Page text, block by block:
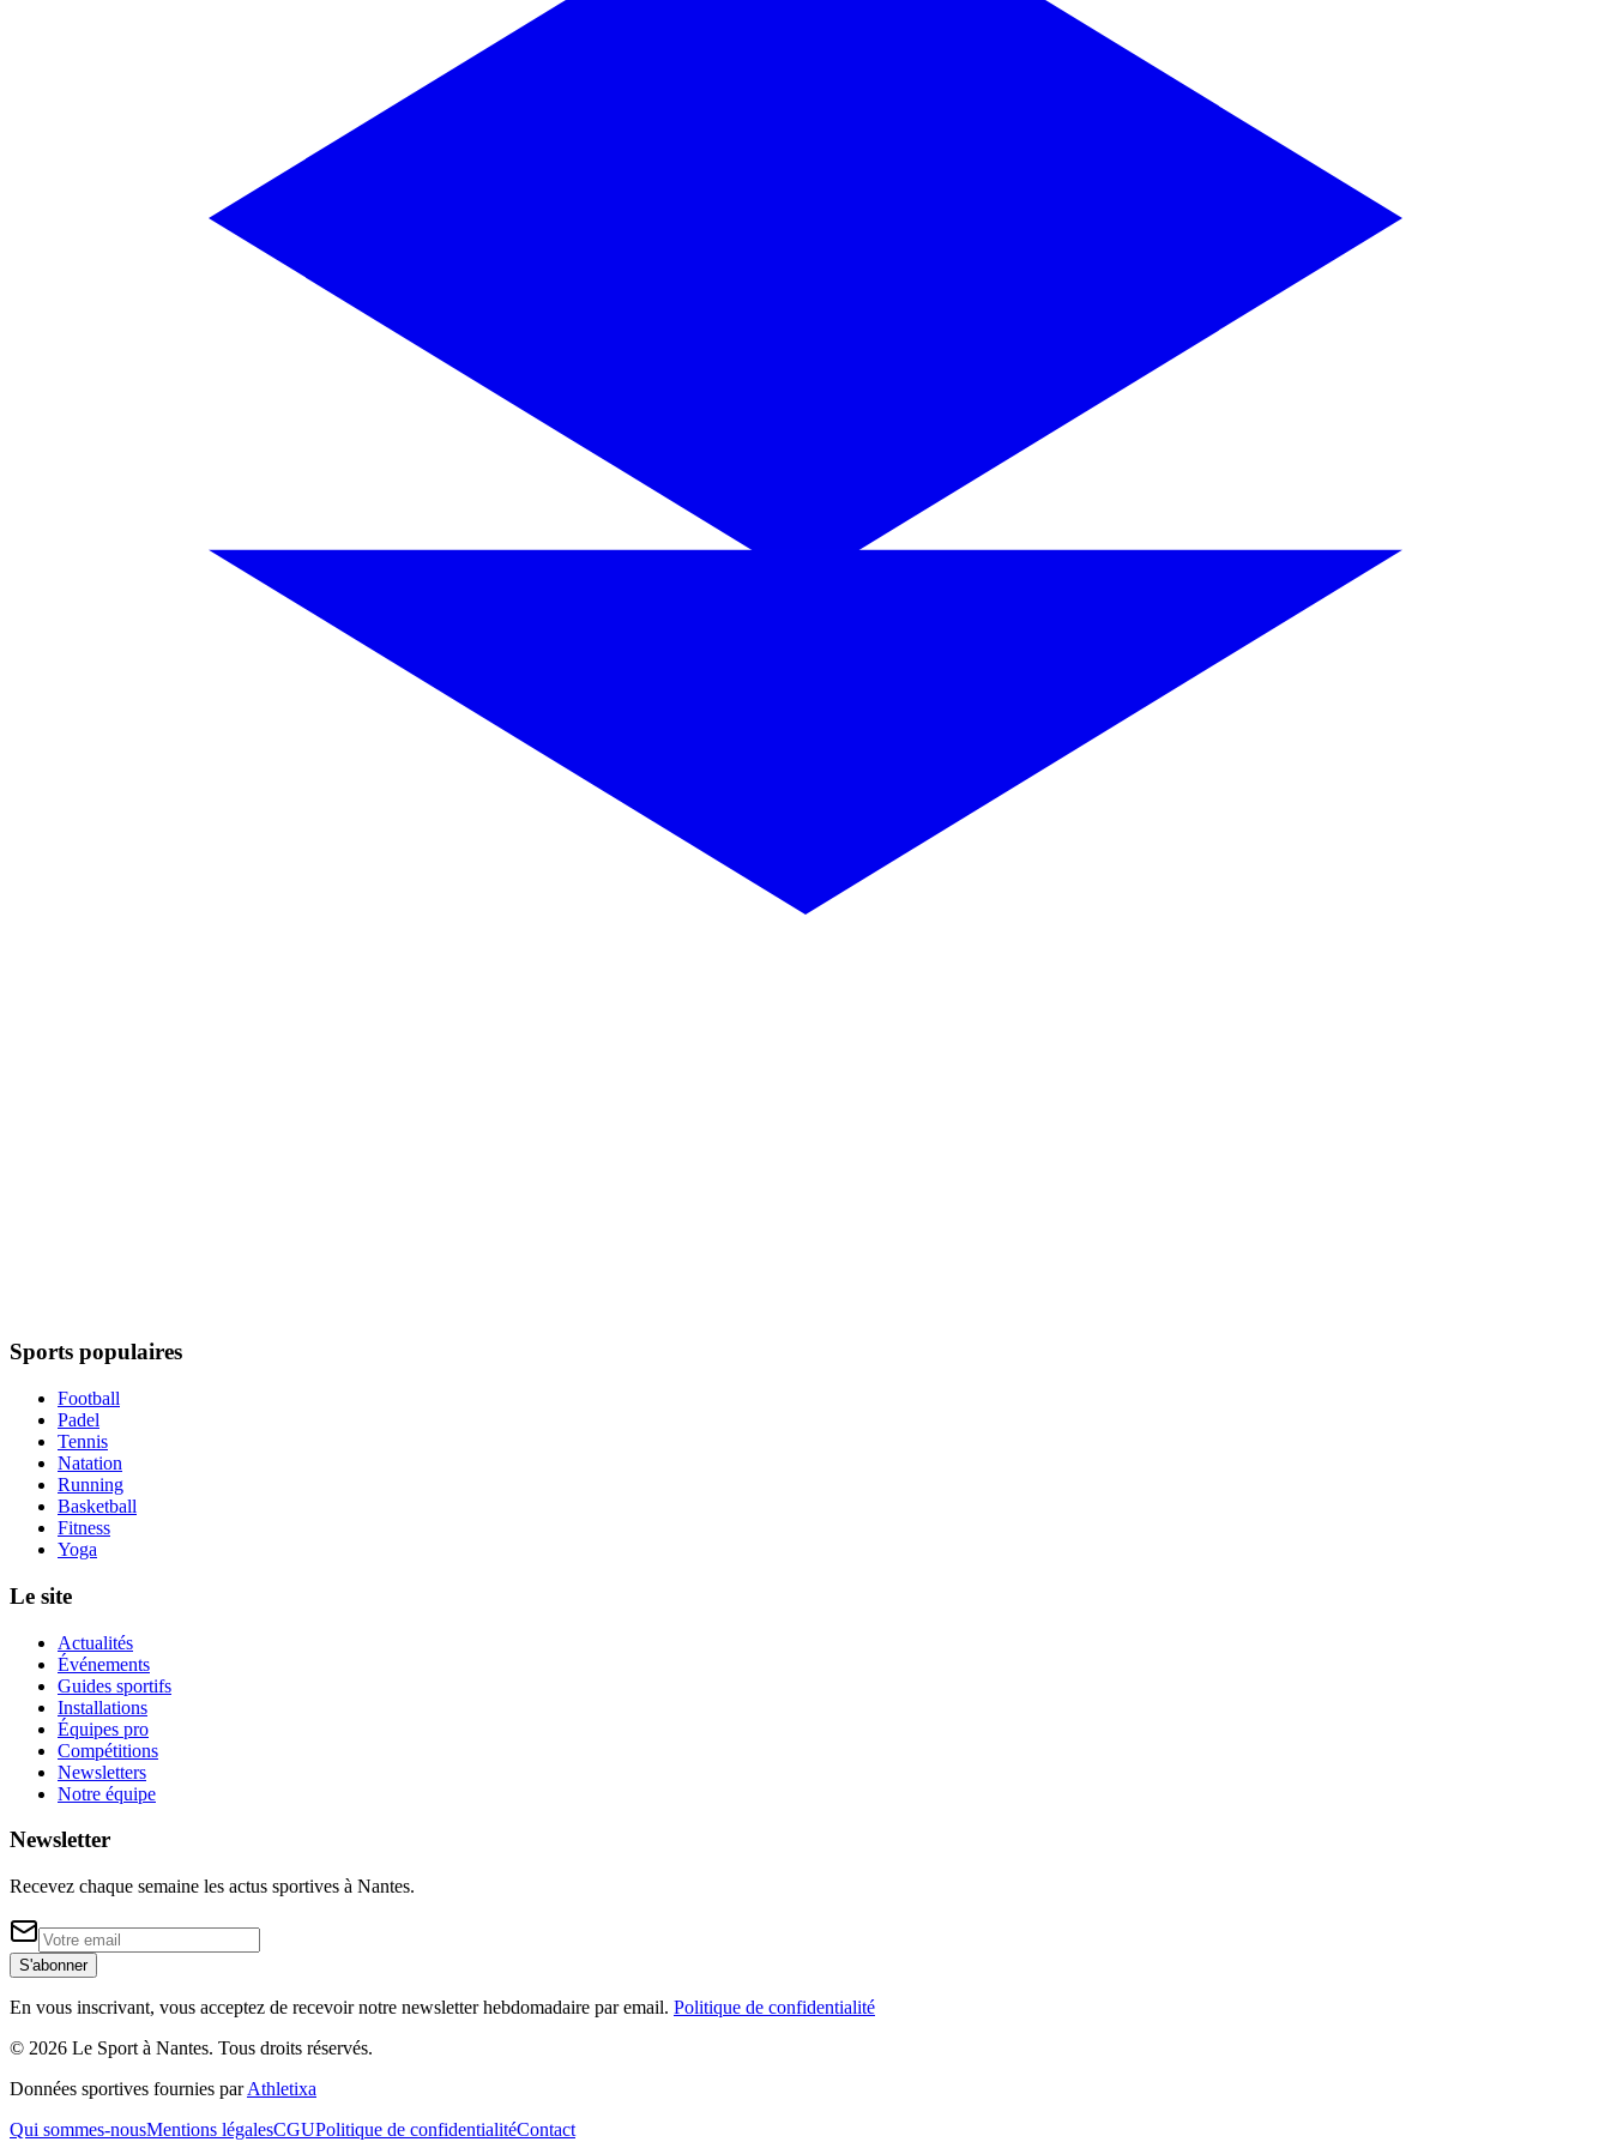
Sports populaires
Football
Padel
Tennis
Natation
Running
Basketball
Fitness
Yoga
Le site
Actualités
Événements
Guides sportifs
Installations
Équipes pro
Compétitions
Newsletters
Notre équipe
Newsletter
Recevez chaque semaine les actus sportives à Nantes.
S'abonner
En vous inscrivant, vous acceptez de recevoir notre newsletter hebdomadaire par email. Politique de confidentialité
© 2026 Le Sport à Nantes. Tous droits réservés.
Données sportives fournies par Athletixa
Qui sommes-nousMentions légalesCGUPolitique de confidentialitéContact